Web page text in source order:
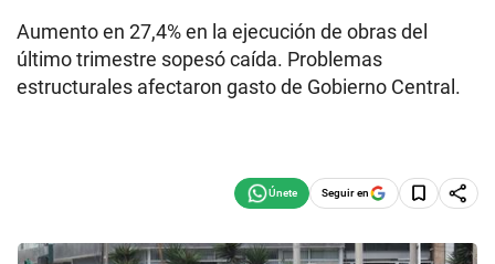
Aumento en 27,4% en la ejecución de obras del
último trimestre sopesó caída. Problemas
estructurales afectaron gasto de Gobierno Central.
Seguir en